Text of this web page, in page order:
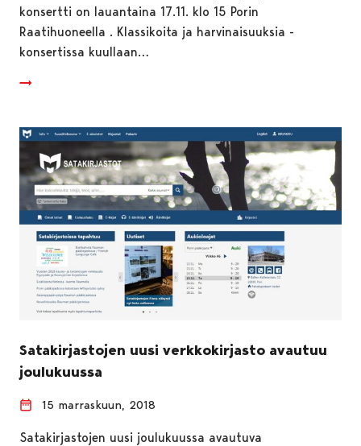
konsertti on lauantaina 17.11. klo 15 Porin
Raatihuoneella . Klassikoita ja harvinaisuuksia -
konsertissa kuullaan…
Satakirjastojen uusi verkkokirjasto avautuu
joulukuussa
15 marraskuun, 2018
Satakirjastojen uusi joulukuussa avautuva